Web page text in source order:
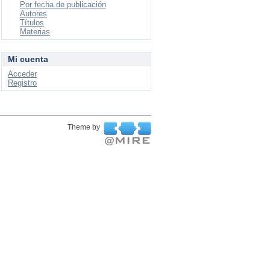
Por fecha de publicación
Autores
Títulos
Materias
Mi cuenta
Acceder
Registro
Theme by